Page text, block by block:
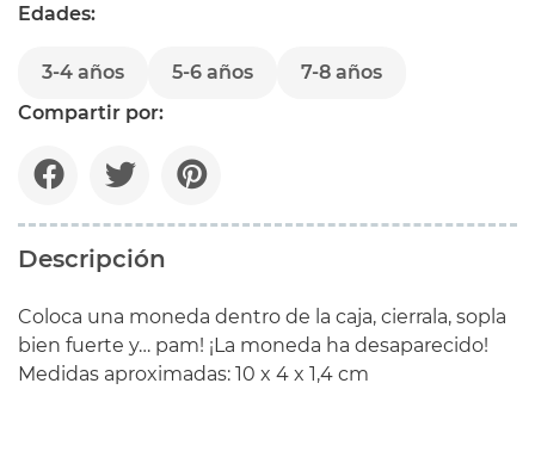
Edades:
3-4 años 5-6 años
7-8 años
Compartir por:
Descripción
Coloca una moneda dentro de la caja, cierrala, sopla
bien fuerte y… pam! ¡La moneda ha desaparecido!
Medidas aproximadas: 10 x 4 x 1,4 cm